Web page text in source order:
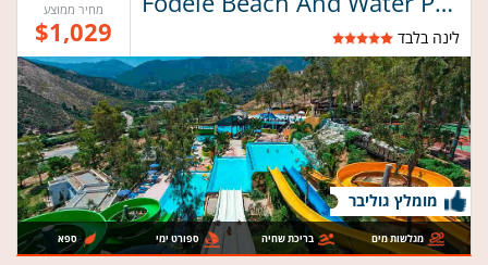
לינה בלבד
מחיר ממוצע
$1,029
מומלץ גוליבר
מגלשות מים בריכת שחיה ספורט ימי ספא